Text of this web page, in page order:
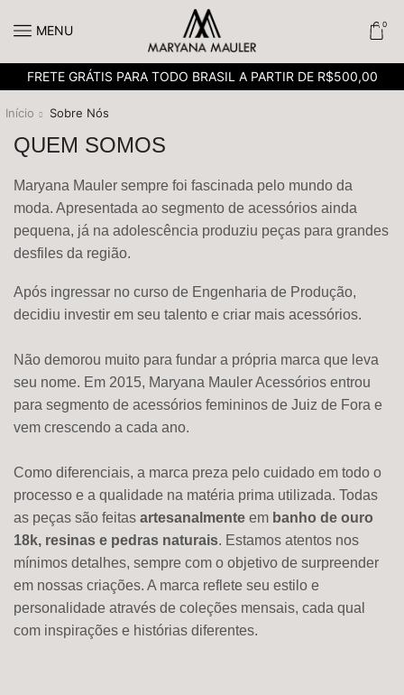
MENU 0
FRETE GRÁTIS PARA TODO BRASIL A PARTIR DE R$500,00
Início Sobre Nós
QUEM SOMOS
Maryana Mauler sempre foi fascinada pelo mundo da
moda. Apresentada ao segmento de acessórios ainda
pequena, já na adolescência produziu peças para grandes
desfiles da região.
Após ingressar no curso de Engenharia de Produção,
decidiu investir em seu talento e criar mais acessórios.
Não demorou muito para fundar a própria marca que leva
seu nome. Em 2015, Maryana Mauler Acessórios entrou
para segmento de acessórios femininos de Juiz de Fora e
vem crescendo a cada ano.
Como diferenciais, a marca preza pelo cuidado em todo o
processo e a qualidade na matéria prima utilizada. Todas
as peças são feitas artesanalmente em banho de ouro
18k, resinas e pedras naturais. Estamos atentos nos
mínimos detalhes, sempre com o objetivo de surpreender
em nossas criações. A marca reflete seu estilo e
personalidade através de coleções mensais, cada qual
com inspirações e histórias diferentes.